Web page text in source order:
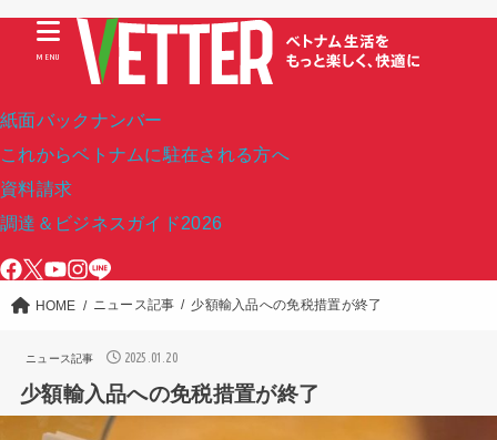
紙面バックナンバー
これからベトナムに駐在される方へ
資料請求
調達＆ビジネスガイド2026
MENU
HOME ニュース記事 少額輸入品への免税措置が終了
ニュース記事 2025.01.20
少額輸入品への免税措置が終了